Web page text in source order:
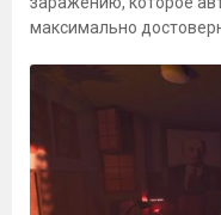
максимально